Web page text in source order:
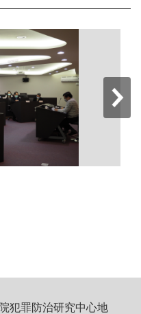
犯罪防治研究中心地